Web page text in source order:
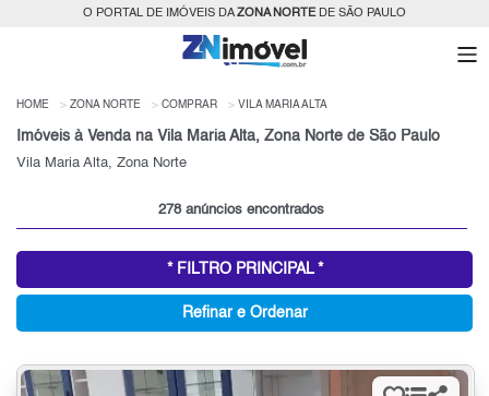
O PORTAL DE IMÓVEIS DAZONA NORTEDE SÃO PAULO
HOME ZONA NORTE COMPRAR VILA MARIA ALTA
Imóveis à Venda na Vila Maria Alta, Zona Norte de São Paulo
Vila Maria Alta, Zona Norte
278 anúncios encontrados
* FILTRO PRINCIPAL *
Refinar e Ordenar